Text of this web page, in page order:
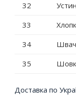
32
33
34
35
Доставка по